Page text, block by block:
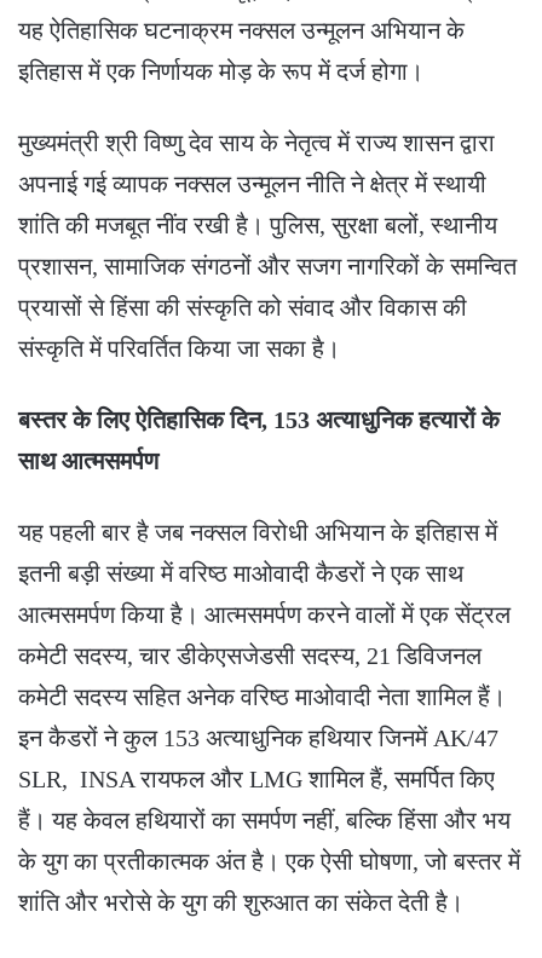
यह ऐतिहासिक घटनाक्रम नक्सल उन्मूलन अभियान के
इतिहास में एक निर्णायक मोड़ के रूप में दर्ज होगा।
मुख्यमंत्री श्री विष्णु देव साय के नेतृत्व में राज्य शासन द्वारा
अपनाई गई व्यापक नक्सल उन्मूलन नीति ने क्षेत्र में स्थायी
शांति की मजबूत नींव रखी है। पुलिस, सुरक्षा बलों, स्थानीय
प्रशासन, सामाजिक संगठनों और सजग नागरिकों के समन्वित
प्रयासों से हिंसा की संस्कृति को संवाद और विकास की
संस्कृति में परिवर्तित किया जा सका है।
बस्तर के लिए ऐतिहासिक दिन, 153 अत्याधुनिक हत्यारों के
साथ आत्मसमर्पण
यह पहली बार है जब नक्सल विरोधी अभियान के इतिहास में
इतनी बड़ी संख्या में वरिष्ठ माओवादी कैडरों ने एक साथ
आत्मसमर्पण किया है। आत्मसमर्पण करने वालों में एक सेंट्रल
कमेटी सदस्य, चार डीकेएसजेडसी सदस्य, 21 डिविजनल
कमेटी सदस्य सहित अनेक वरिष्ठ माओवादी नेता शामिल हैं।
इन कैडरों ने कुल 153 अत्याधुनिक हथियार जिनमें AK/47
SLR, INSA रायफल और LMG शामिल हैं, समर्पित किए
हैं। यह केवल हथियारों का समर्पण नहीं, बल्कि हिंसा और भय
के युग का प्रतीकात्मक अंत है। एक ऐसी घोषणा, जो बस्तर में
शांति और भरोसे के युग की शुरुआत का संकेत देती है।